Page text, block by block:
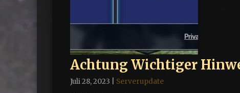
Achtung Wichtiger
Juli 28, 2023 Serverupdate